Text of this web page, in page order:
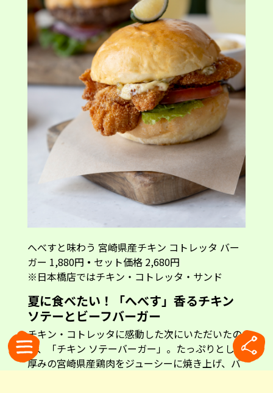
へべすと味わう 宮崎県産チキン コトレッタ バー
ガー 1,880円 ・ セット価格 2,680円
※日本橋店ではチキン・コトレッタ・サンド
夏に食べたい！「へべす」香るチキン
ソテーとビーフバーガー
チキン・コトレッタに感動した次にいただいたの
は、「チキン ソテーバーガー」。たっぷりとした
厚みの宮崎県産鶏肉をジューシーに焼き上げ、バ